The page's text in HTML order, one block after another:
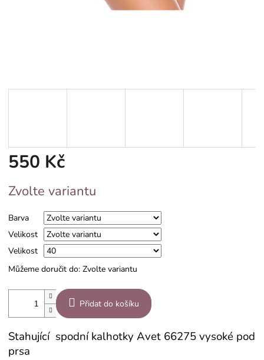
550 Kč
cena:
Zvolte variantu
Barva
Velikost
Velikost
Můžeme doručit do: Zvolte variantu
Přidat do košíku
Stahující spodní kalhotky Avet 66275 vysoké pod
prsa